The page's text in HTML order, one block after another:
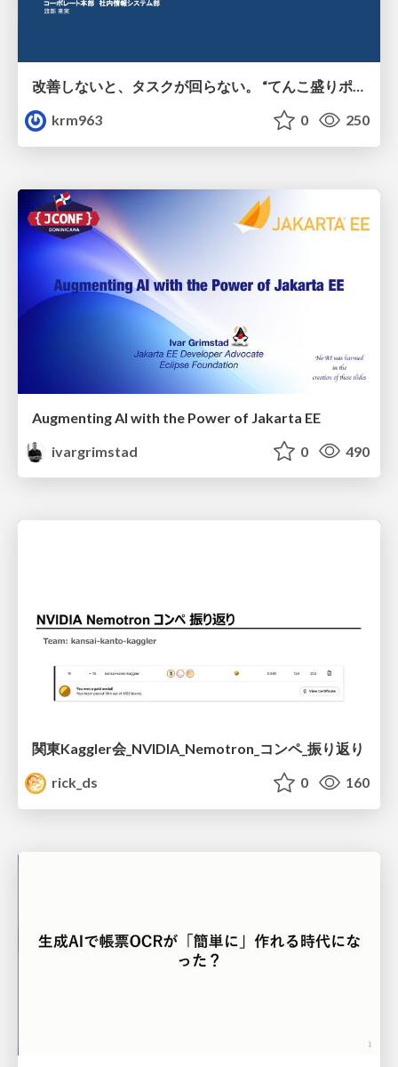
改善しないと、タスクが回らない。 “てんこ盛りポジション” を引き継いだ情シスの、入社3ヶ月の業務改善録
krm963
0 250
Augmenting AI with the Power of Jakarta EE
ivargrimstad
0 490
関東Kaggler会_NVIDIA_Nemotron_コンペ_振り返り
rick_ds
0 160